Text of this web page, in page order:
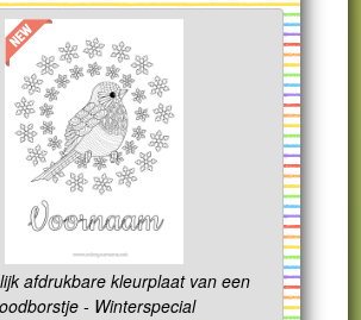
afdrukbare kleurplaat van een
- Winterspecial